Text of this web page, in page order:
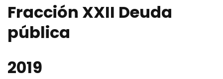
Fracción XXII Deuda
pública
2019